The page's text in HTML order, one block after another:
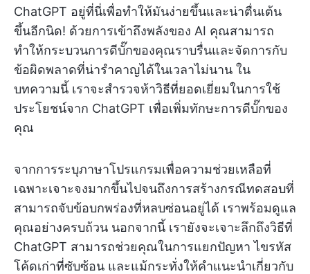
ChatGPT อยู่ที่นี่เพื่อทำให้มันง่ายขึ้นและน่าตื่นเต้น
ขึ้นอีกนิด! ด้วยการเข้าถึงพลังของ AI คุณสามารถ
ทำให้กระบวนการดีบั๊กของคุณราบรื่นและจัดการกับ
ข้อผิดพลาดที่น่ารำคาญได้ในเวลาไม่นาน ใน
บทความนี้ เราจะสำรวจห้าวิธีที่ยอดเยี่ยมในการใช้
ประโยชน์จาก ChatGPT เพื่อเพิ่มทักษะการดีบั๊กของ
คุณ
จากการระบุภาษาโปรแกรมเพื่อความช่วยเหลือที่
เฉพาะเจาะจงมากขึ้นไปจนถึงการสร้างกรณีทดสอบที่
สามารถจับข้อบกพร่องที่หลบซ่อนอยู่ได้ เราพร้อมดูแล
คุณอย่างครบถ้วน นอกจากนี้ เรายังจะเจาะลึกถึงวิธีที่
ChatGPT สามารถช่วยคุณในการแยกปัญหา ไขรหัส
โค้ดเก่าที่ซับซ้อน และแม้กระทั่งให้คำแนะนำเกี่ยวกับ